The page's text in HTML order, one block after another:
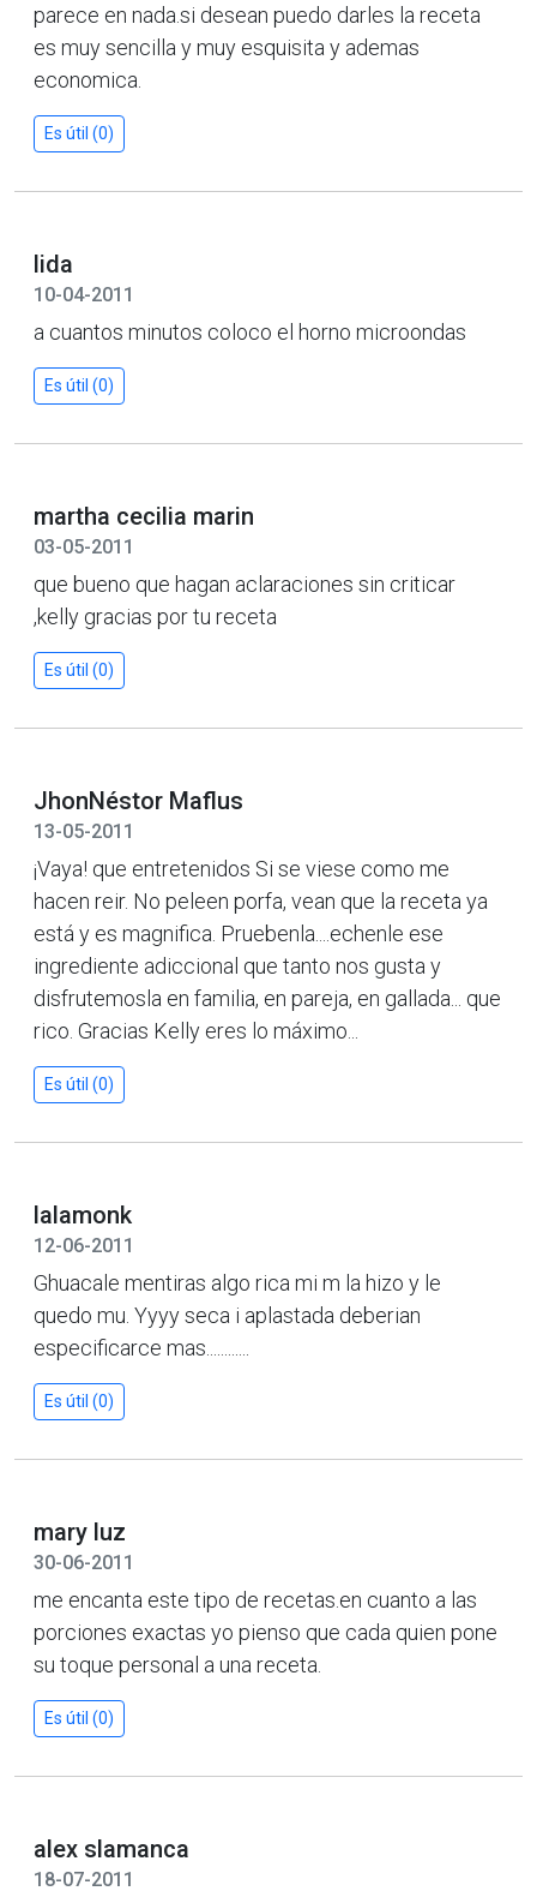
parece en nada.si desean puedo darles la receta
es muy sencilla y muy esquisita y ademas
economica.
Es útil (0)
lida
10-04-2011
a cuantos minutos coloco el horno microondas
Es útil (0)
martha cecilia marin
03-05-2011
que bueno que hagan aclaraciones sin criticar
,kelly gracias por tu receta
Es útil (0)
JhonNéstor Maflus
13-05-2011
¡Vaya! que entretenidos Si se viese como me
hacen reir. No peleen porfa, vean que la receta ya
está y es magnifica. Pruebenla....echenle ese
ingrediente adiccional que tanto nos gusta y
disfrutemosla en familia, en pareja, en gallada... que
rico. Gracias Kelly eres lo máximo...
Es útil (0)
lalamonk
12-06-2011
Ghuacale mentiras algo rica mi m la hizo y le
quedo mu. Yyyy seca i aplastada deberian
especificarce mas............
Es útil (0)
mary luz
30-06-2011
me encanta este tipo de recetas.en cuanto a las
porciones exactas yo pienso que cada quien pone
su toque personal a una receta.
Es útil (0)
alex slamanca
18-07-2011